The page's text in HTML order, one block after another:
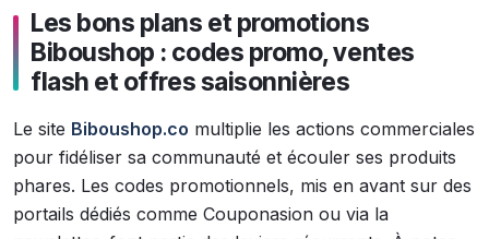
Les bons plans et promotions
Biboushop : codes promo, ventes
flash et offres saisonnières
Le site Biboushop.co multiplie les actions commerciales
pour fidéliser sa communauté et écouler ses produits
phares. Les codes promotionnels, mis en avant sur des
portails dédiés comme Couponasion ou via la